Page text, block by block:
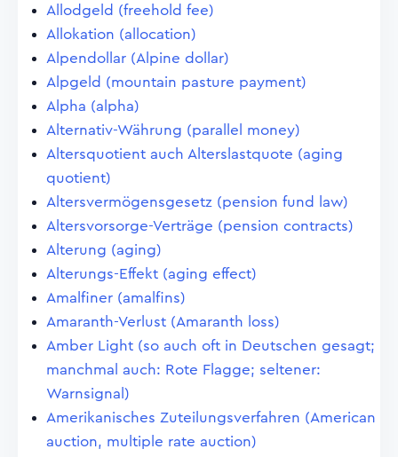
Allodgeld (freehold fee)
Allokation (allocation)
Alpendollar (Alpine dollar)
Alpgeld (mountain pasture payment)
Alpha (alpha)
Alternativ-Währung (parallel money)
Altersquotient auch Alterslastquote (aging
quotient)
Altersvermögensgesetz (pension fund law)
Altersvorsorge-Verträge (pension contracts)
Alterung (aging)
Alterungs-Effekt (aging effect)
Amalfiner (amalfins)
Amaranth-Verlust (Amaranth loss)
Amber Light (so auch oft in Deutschen gesagt;
manchmal auch: Rote Flagge; seltener:
Warnsignal)
Amerikanisches Zuteilungsverfahren (American
auction, multiple rate auction)